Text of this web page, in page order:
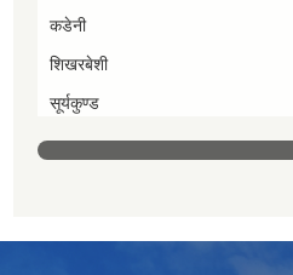
कडेनी
शिखरबेशी
सूर्यकुण्ड